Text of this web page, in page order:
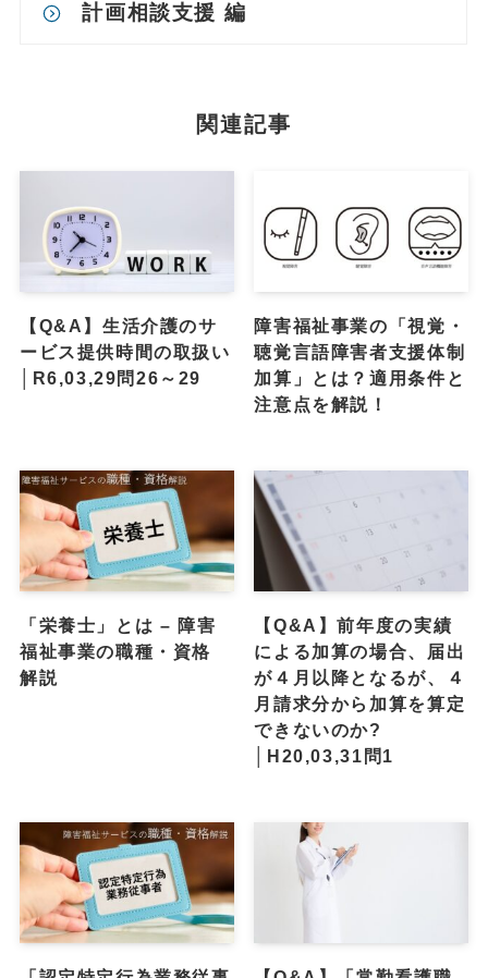
計画相談支援 編
関連記事
【Q&A】生活介護のサ
ービス提供時間の取扱い
│R6,03,29問26～29
障害福祉事業の「視覚・
聴覚言語障害者支援体制
加算」とは？適用条件と
注意点を解説！
「栄養士」とは – 障害
福祉事業の職種・資格
解説
【Q&A】前年度の実績
による加算の場合、届出
が４月以降となるが、４
月請求分から加算を算定
できないのか?
│H20,03,31問1